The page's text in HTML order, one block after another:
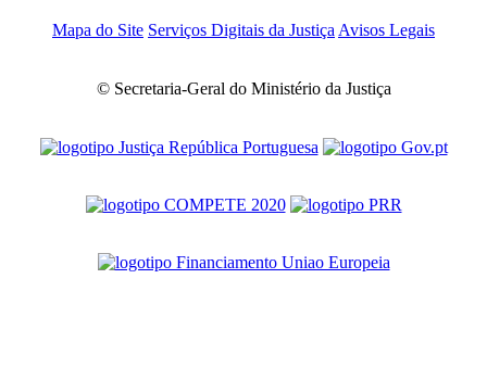
Mapa do Site Serviços Digitais da Justiça Avisos Legais
© Secretaria-Geral do Ministério da Justiça